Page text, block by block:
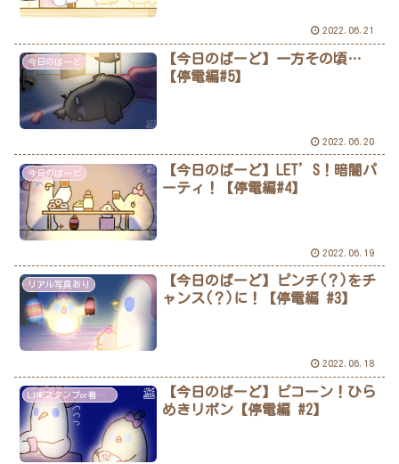
2022.06.21
今日のばーど
【今日のばーど】一方その頃…
【停電編#5】
2022.06.20
今日のばーど
【今日のばーど】LET’S！暗闇パ
ーティ！【停電編#4】
2022.06.19
リアル写真あり
【今日のばーど】ピンチ(？)をチ
ャンス(？)に！【停電編 #3】
2022.06.18
LINEスタンプor着せ替え
【今日のばーど】ピコーン！ひら
めきリボン【停電編 #2】